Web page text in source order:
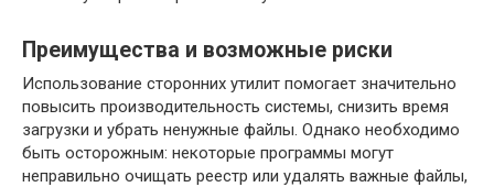
Преимущества и возможные риски
Использование сторонних утилит помогает значительно
повысить производительность системы, снизить время
загрузки и убрать ненужные файлы. Однако необходимо
быть осторожным: некоторые программы могут
неправильно очищать реестр или удалять важные файлы,